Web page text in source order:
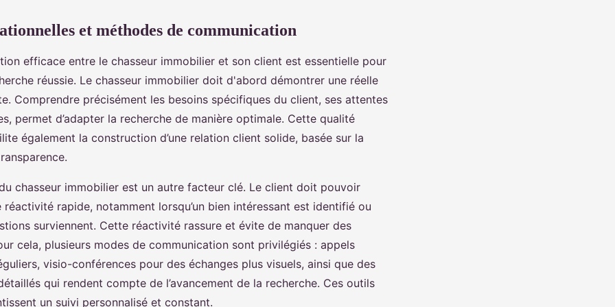
et méthodes de communication
efficace entre le chasseur immobilier et son client est essentielle pour
réussie. Le chasseur immobilier doit d'abord démontrer une réelle
Comprendre précisément les besoins spécifiques du client, ses attentes
permet d’adapter la recherche de manière optimale. Cette qualité
également la construction d’une relation client solide, basée sur la
chasseur immobilier est un autre facteur clé. Le client doit pouvoir
rapide, notamment lorsqu’un bien intéressant est identifié ou
surviennent. Cette réactivité rassure et évite de manquer des
cela, plusieurs modes de communication sont privilégiés : appels
visio-conférences pour des échanges plus visuels, ainsi que des
qui rendent compte de l’avancement de la recherche. Ces outils
un suivi personnalisé et constant.